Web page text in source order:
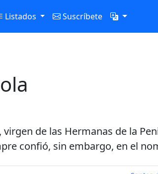
Listados Suscríbete
de las Hermanas de la
confió, sin embargo, en el